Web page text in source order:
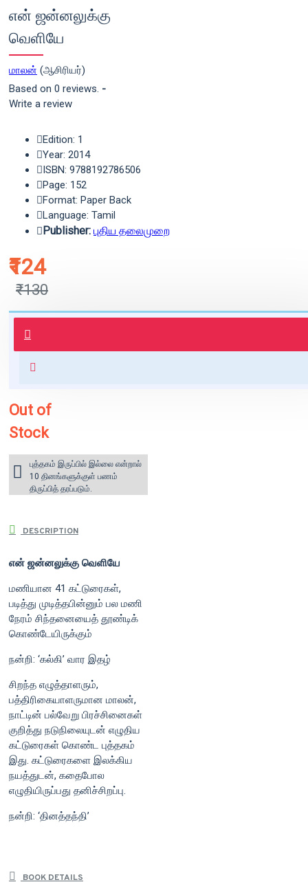
என் ஜன்னலுக்கு
வெளியே
மாலன் (ஆசிரியர்)
Based on 0 reviews. -
Write a review
₹124
₹130
Edition: 1
Year: 2014
ISBN: 9788192786506
Page: 152
Format: Paper Back
Language: Tamil
Publisher: புதிய தலைமுறை
புத்தகம் 3 - 7 நாட்களில் அனுப்பி
வைக்கப்படும்.
for orders above ₹1000 within
Out of
Stock
புத்தகம் இருப்பில் இல்லை என்றால்
10 தினங்களுக்குள் பணம்
திருப்பித் தரப்படும்.
DESCRIPTION
என் ஜன்னலுக்கு வெளியே
மணியான 41 கட்டுரைகள்,
படித்து முடித்தபின்னும் பல மணி
நேரம் சிந்தனையைத் தூண்டிக்
கொண்டேயிருக்கும்
நன்றி: ‘கல்கி’ வார இதழ்
சிறந்த எழுத்தாளரும்,
பத்திரிகையாளருமான மாலன்,
நாட்டின் பல்வேறு பிரச்சினைகள்
குறித்து நடுநிலையுடன் எழுதிய
கட்டுரைகள் கொண்ட புத்தகம்
இது. கட்டுரைகளை இலக்கிய
நயத்துடன், கதைபோல
எழுதியிருப்பது தனிச்சிறப்பு.
நன்றி: ‘தினத்தந்தி’
BOOK DETAILS